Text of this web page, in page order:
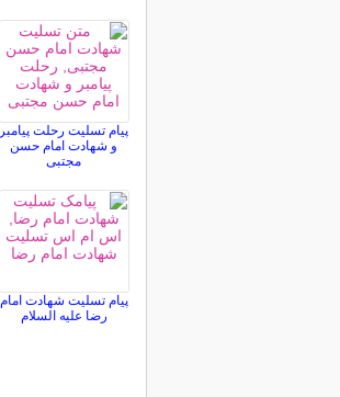
پیام تسلیت رحلت پیامبر
و شهادت امام حسن
مجتبی
پیام تسلیت شهادت امام
رضا علیه السلام